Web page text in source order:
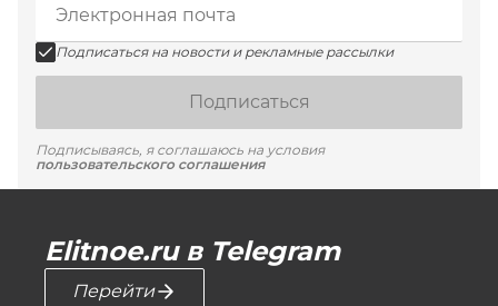
Подписаться на новости и рекламные рассылки
Подписаться
Подписываясь, я соглашаюсь на условия
пользовательского соглашения
Elitnoe.ru в Telegram
Перейти